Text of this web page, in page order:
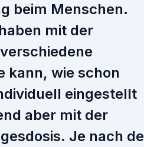
beim Menschen.
mit der
kann, wie schon
eingestellt
aber mit der
Je nach